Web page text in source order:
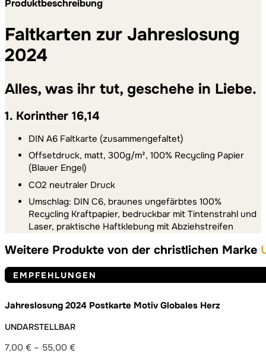
Produktbeschreibung
Faltkarten zur Jahreslosung
2024
Alles, was ihr tut, geschehe in Liebe.
1. Korinther 16,14
DIN A6 Faltkarte (zusammengefaltet)
Offsetdruck, matt, 300g/m², 100% Recycling Papier
(Blauer Engel)
CO2 neutraler Druck
Umschlag: DIN C6, braunes ungefärbtes 100%
Recycling Kraftpapier, bedruckbar mit Tintenstrahl und
Laser, praktische Haftklebung mit Abziehstreifen
Weitere Produkte von der christlichen Marke
EMPFEHLUNGEN
Jahreslosung 2024 Postkarte Motiv Globales Herz
UNDARSTELLBAR
7,00 € – 55,00 €